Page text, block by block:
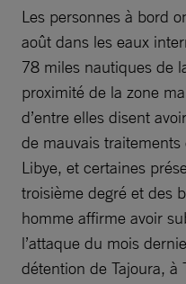
Les personnes à bord
août dans les eaux
78 miles nautiques de
proximité de la zone
d’entre elles disent
de mauvais
Libye, et certaines
troisième degré et des
homme affirme avoir
l’attaque du mois
détention de Tajoura, à